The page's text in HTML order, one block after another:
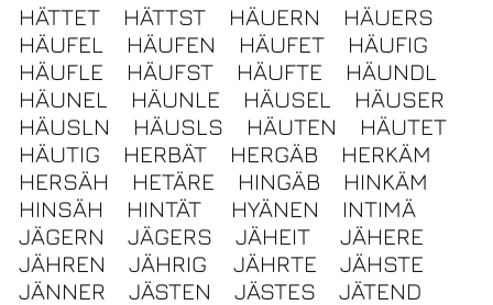
HÄTTET
HÄTTST HÄUERN
HÄUERS
HÄUFEL
HÄUFEN HÄUFET
HÄUFIG
HÄUFLE
HÄUFST HÄUFTE
HÄUNDL
HÄUNEL
HÄUNLE HÄUSEL
HÄUSER
HÄUSLN
HÄUSLS HÄUTEN
HÄUTET
HÄUTIG
HERBÄT HERGÄB
HERKÄM
HERSÄH
HETÄRE HINGÄB
HINKÄM
HINSÄH
HINTÄT HYÄNEN
INTIMÄ
JÄGERN
JÄGERS JÄHEIT
JÄHERE
JÄHREN
JÄHRIG JÄHRTE
JÄHSTE
JÄNNER
JÄSTEN JÄSTES
JÄTEND